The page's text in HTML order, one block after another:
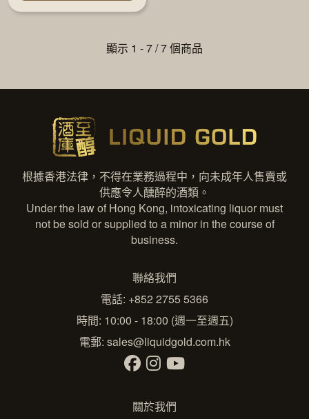
顯示 1 - 7 / 7 個商品
根據香港法律，不得在業務過程中，向未成年人售賣或
供應令人醺醉的酒類。
Under the law of Hong Kong, intoxicating liquor must
not be sold or supplied to a minor in the course of
business.
聯絡我們
電話: +852 2755 5366
時間: 10:00 - 18:00 (週一至週五)
電郵: sales@liquidgold.com.hk
關於我們